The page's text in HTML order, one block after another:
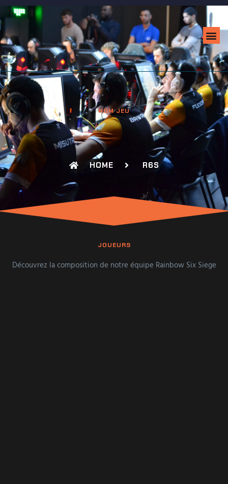
NOM JEU
HOME R6S
JOUEURS
Découvrez la composition de notre équipe Rainbow Six Siege